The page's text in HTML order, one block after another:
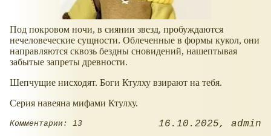
Под покровом ночи, в сиянии звезд, пробуждаются
нечеловеческие сущности. Облеченные в формы кукол, они
направляются сквозь бездны сновидений, нашептывая
забытые запреты древности.
Шепчущие нисходят. Боги Ктулху взирают на тебя.
Серия навеяна мифами Ктулху.
Комментарии: 13 16.10.2025 admin